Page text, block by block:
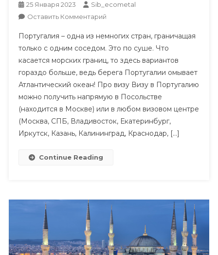
25 Января 2023
Sib_ecometal
Оставить КомментарийК
Ехать
В
Португалию
И
При
Чём
Тут
Масоны?
Португалия – одна из немногих стран, граничащая
только с одним соседом. Это по суше. Что
касается морских границ, то здесь вариантов
гораздо больше, ведь берега Португалии омывает
Атлантический океан! Про визу Визу в Португалию
можно получить напрямую в Посольстве
(находится в Москве) или в любом визовом центре
(Москва, СПБ, Владивосток, Екатеринбург,
Иркутск, Казань, Калининград, Краснодар, […]
Continue Reading